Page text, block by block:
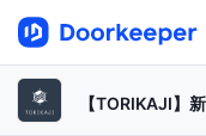
【TORIKAJI】